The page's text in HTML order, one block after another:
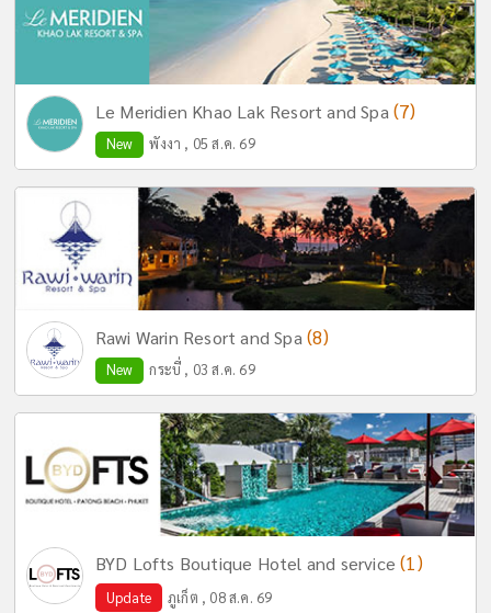
Le Meridien Khao Lak Resort and Spa(7)
New พังงา , 05 ส.ค. 69
Rawi Warin Resort and Spa(8)
New กระบี่ , 03 ส.ค. 69
BYD Lofts Boutique Hotel and service(1)
Update ภูเก็ต , 08 ส.ค. 69